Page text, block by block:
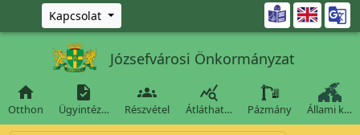
Ugrás a fő tartalomra
Kapcsolat 
Józsefvárosi Önkormányzat

Otthon

Ügyintéz…

Részvétel

Átláthat… Pázmány Állami k…